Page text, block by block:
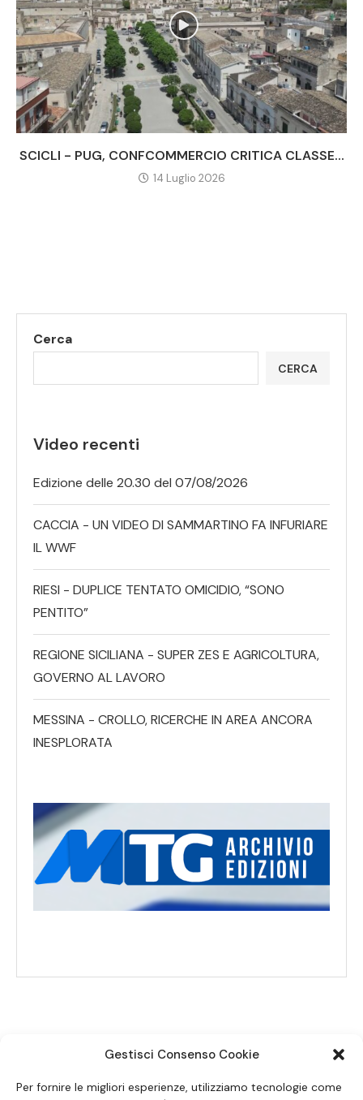
Gestisci Consenso Cookie
Per fornire le migliori esperienze, utilizziamo tecnologie come
SCICLI - PUG, CONFCOMMERCIO CRITICA CLASSE...
14 Luglio 2026
Cerca
CERCA
Video recenti
Edizione delle 20.30 del 07/08/2026
CACCIA - UN VIDEO DI SAMMARTINO FA INFURIARE
IL WWF
RIESI - DUPLICE TENTATO OMICIDIO, “SONO
PENTITO”
REGIONE SICILIANA - SUPER ZES E AGRICOLTURA,
GOVERNO AL LAVORO
MESSINA - CROLLO, RICERCHE IN AREA ANCORA
INESPLORATA
SEGUICI SUI SOCIAL